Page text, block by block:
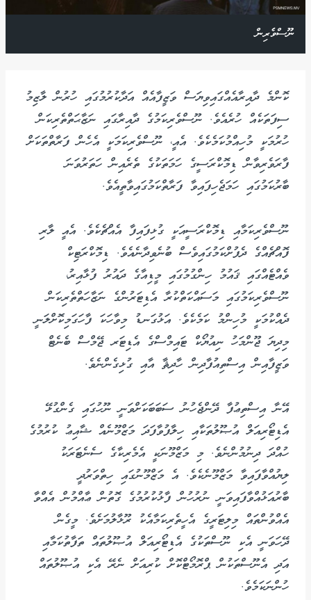
ނޫސްވެރިން
ކޮންމެ ދާއިރާއެއްގައިވިޔަސް ވަޒީފާއެއް އަދާކުރުމުގައި ހުރުން ލާޒިމު
ސިފަތަކެއް ހުރެއެވެ. ނޫސްވެރިކަމުގެ ދާއިރާގައި ނަޒާޙަތްތެރިކަން
ހުރުމަކީ މުހިއްމުކަމެކެވެ. އެއީ، ނޫސްވެރިކަމަކީ އެހެން ފަރާތްތަކަށް
ފާރަވެރިވާން ޑިމޮކްރަސީގެ ހަމަތަކުގެ ތެރެއިން ހަތަރުވަނަ
ބާރުކަމުގައި ހަމަޖެހިފައިވާ ފަރާތްކަމުގައިވާތީއެވެ.
ނޫސްވެރިކަމާއި ޑިމޮކްރަސީއަކީ ގުޅިފައިފާ އެއްޗެކެވެ. އެއީ ލާރި
ފޮއްޗެއްގެ ދެފުށްކަމުގައިވެސް ބުނެވިދާނެއެވެ. ޑިމޮކްރަޓިކް
ވެއްޓެއްގައި ޤައުމު ހިންގުމުގައި މީޑިއާގެ ދައުރު ފުޅާއިރު،
ނޫސްވެރިކަމުގައި މަސައްކަތްކުރާ އެޑިޓަރުންގެ ނަޒާހަތްތެރިކަން
ދެއްކުމަކީ މުހިންމު ކަމެކެވެ. އަޅުގަނޑު މިވާހަކަ ފާހަގަމިކޮށްލަނީ
މިދިޔަ ޖޫންމަހު ނިއުޔޯކް ޓައިމްސްގެ އެޑިޓަރ ޖޭމްސް ބެނެޓް
ވަޒީފާއިން އިސްތިއުފާދިން ހާދިޘާ އާއި ގުޅިގެންނެވެ.
އޭނާ އިސްތިޢުފާ ދޭންޖެހުނު ސަބަބަކަށްވަނީ ނޫހުގައި ގެންގުޅޭ
އެޑިޓޯރިއަލް އުޞޫލުތަކާއި ހިލާފުވާފަދަ މަޒްމޫނެއް ޝާއިޢު ކުރުމުގެ
ހުއްދަ ދިނުމުންނެވެ. މި މަޒްމޫނަކީ އެމެރިކާގެ ސެނެޓަރަކު
ލިޔުއްވާފައިވާ މަޒްމޫނެކެވެ. އެ މަޒްމޫނުގައި ހިތްވަރުދީ
ބާރުއަޅުއްވާފައިވަނީ ނުރުހުން ފާޅުކުރުމުގެ ގޮތުން ޢާއްމުން އެއްވާ
އެއްވުންތައް މިލިޓަރީގެ އެހީތެރިކަމާއެކު ރޫޅާލުމަށެވެ. މީގެން
ދޭހަވަނީ އެކި ނޫސްތަކުގެ އެޑިޓޯރިއަލް އުޞޫލުތައް ތަފާތުކަމާއި
އަދި އެނޫސްތަކުން ޕްރޮމޯޓްކޮށް ކުރިއަށް ނެރޭ އެކި އުޞޫލުތައް
ހުންނަކަމެވެ.